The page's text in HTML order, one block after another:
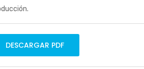
DESCARGAR PDF